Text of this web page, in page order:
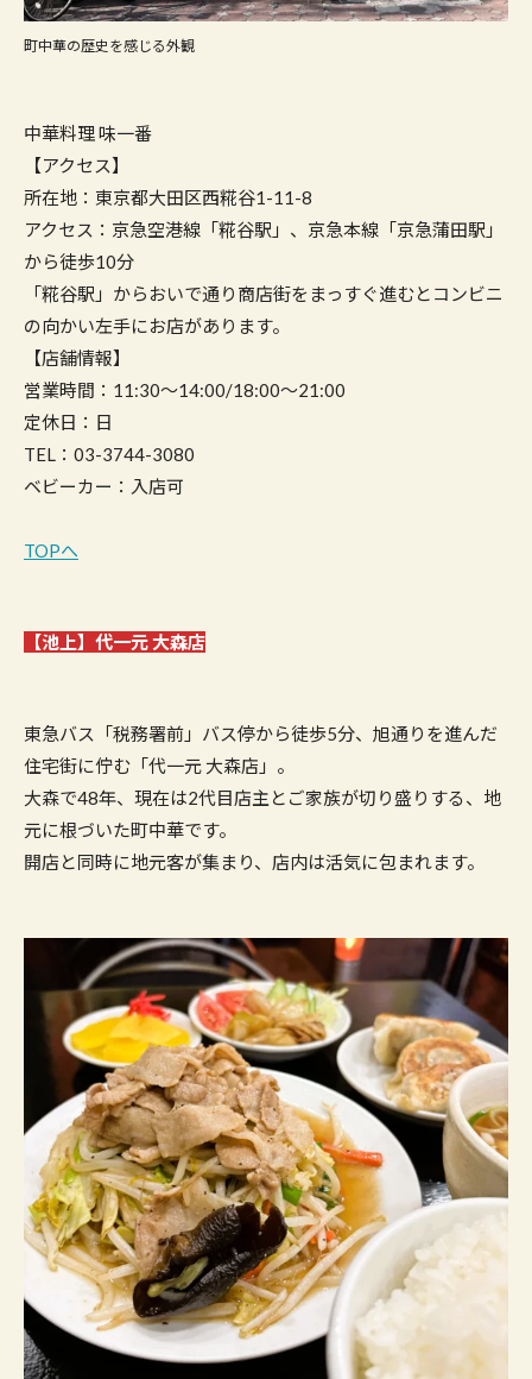
町中華の歴史を感じる外観
中華料理 味一番
【アクセス】
所在地：東京都大田区西糀谷1-11-8
アクセス：京急空港線「糀谷駅」、京急本線「京急蒲田駅」
から徒歩10分
「糀谷駅」からおいで通り商店街をまっすぐ進むとコンビニ
の向かい左手にお店があります。
【店舗情報】
営業時間：11:30～14:00/18:00～21:00
定休日：日
TEL：03-3744-3080
ベビーカー：入店可
TOPへ
【池上】代一元 大森店
東急バス「税務署前」バス停から徒歩5分、旭通りを進んだ
住宅街に佇む「代一元 大森店」。
大森で48年、現在は2代目店主とご家族が切り盛りする、地
元に根づいた町中華です。
開店と同時に地元客が集まり、店内は活気に包まれます。